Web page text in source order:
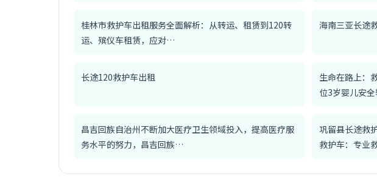
桂林市救护车出租服务全面解析：从转运、租赁到120转
运、殡仪车租赁，应对…
海南三亚长途
长途120救护车出租
生命在路上：
位3岁婴儿安
昌吉回族自治州不断加大医疗卫生领域投入，提高医疗服
务水平的努力，昌吉回族…
巩留县长途救
救护车：专业